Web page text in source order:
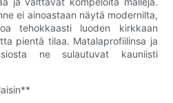
ei ainoastaan ​​näytä modernilta,
tehokkaasti luoden kirkkaan
pientä tilaa. Matalaprofiilinsa ja
ne sulautuvat kauniisti